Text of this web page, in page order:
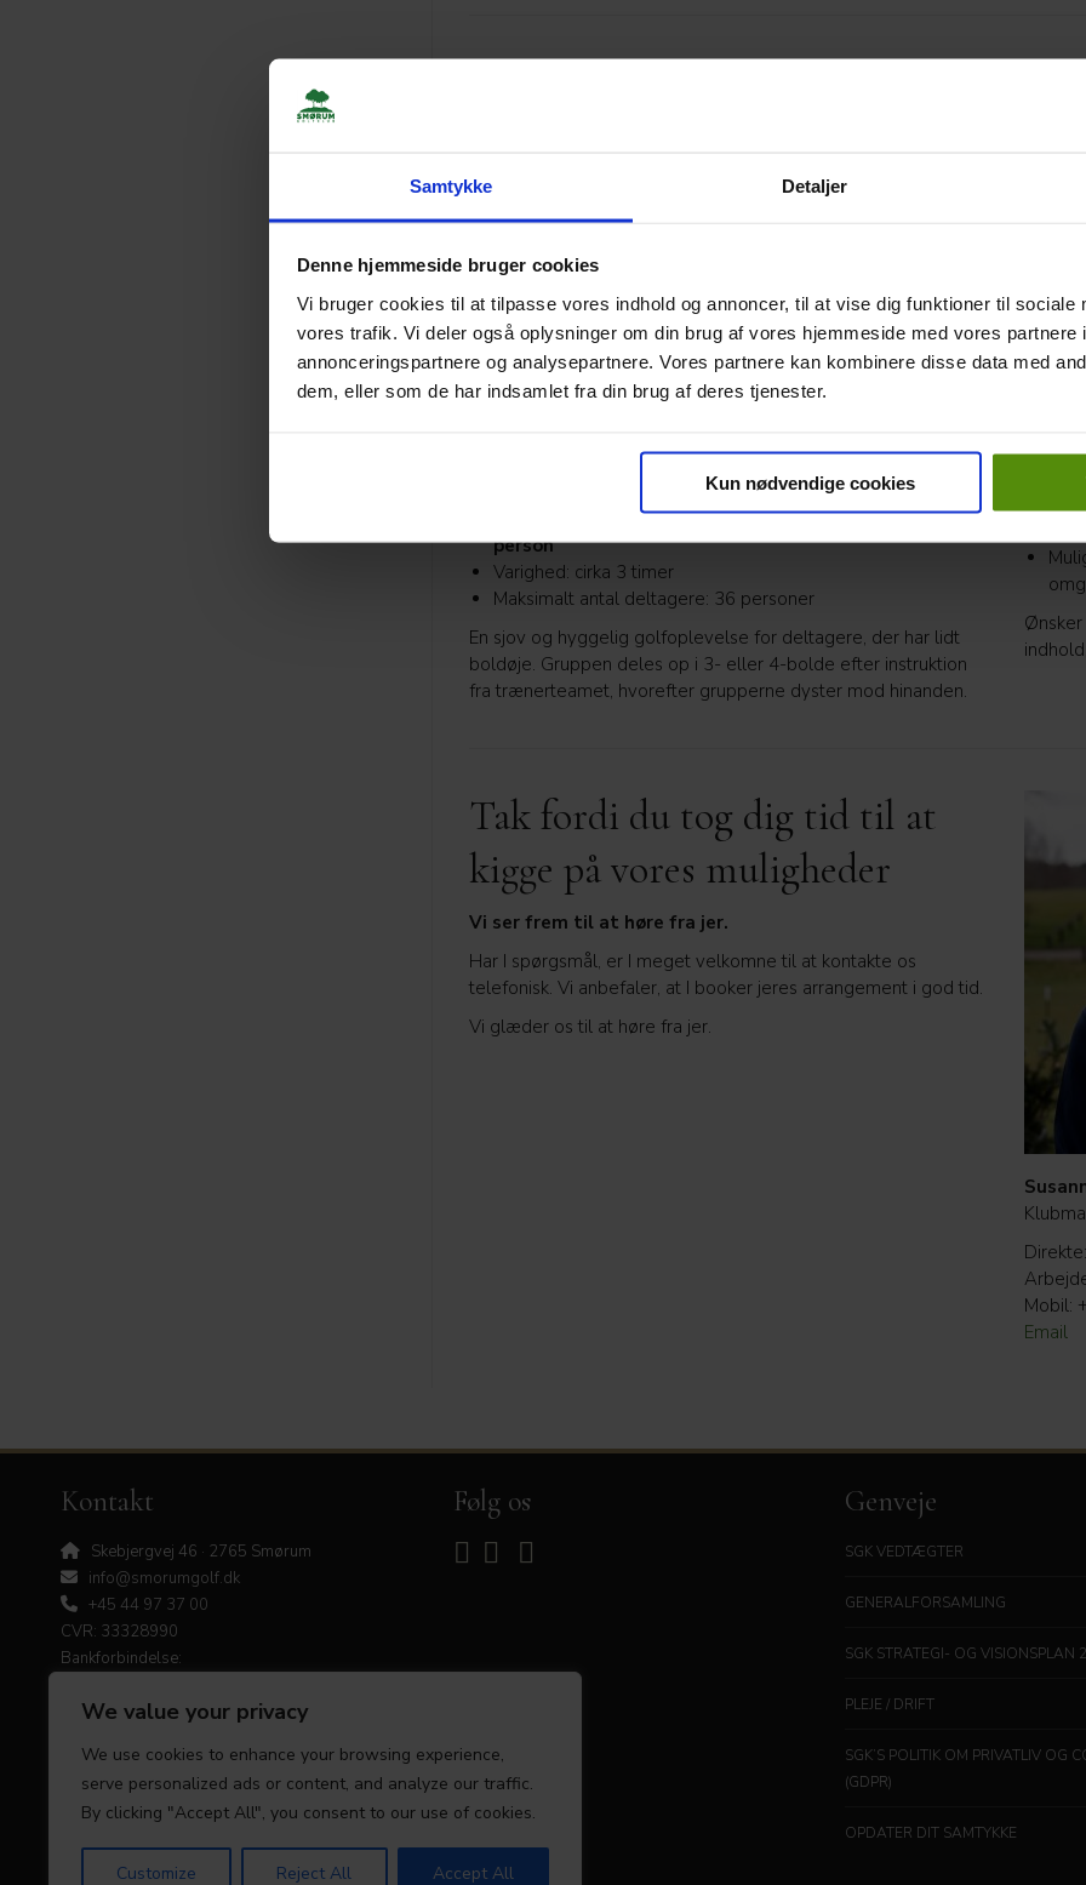
We value your privacy
We use cookies to enhance your browsing experience,
serve personalized ads or content, and analyze our traffic.
By clicking "Accept All", you consent to our use of cookies.
Customize Reject All Accept All
Samtykke Detaljer
Denne hjemmeside bruger cookies
Vi bruger cookies til at tilpasse vores indhold og annoncer, til at vise dig funktioner til sociale
vores trafik. Vi deler også oplysninger om din brug af vores hjemmeside med vores partnere
annonceringspartnere og analysepartnere. Vores partnere kan kombinere disse data med
dem, eller som de har indsamlet fra din brug af deres tjenester.
Kun nødvendige cookies
golfarrangementer (min. 8 personer):
En sjov og lærerig måde at stifte bekendtskab med golf på,
spillets discipliner efter kyndig instruktion fra vores trænerteam.
B: Pitch & Putt, 6 huller (50-85 meter) – 298 pr. person
Varighed: cirka 2½ time
Maksimalt antal deltagere: 24 personer
En sjov og hyggelig introduktion til golf for dem, der ikke har
instruktion fra trænerteamet, hvorefter grupperne dyster mod
C: Par-3-banen, 9 huller (91-160 meter) – 458 pr.
person
Varighed: cirka 3 timer
Maksimalt antal deltagere: 36 personer
En sjov og hyggelig golfoplevelse for deltagere, der har lidt
boldøje. Gruppen deles op i 3- eller 4-bolde efter instruktion
fra trænerteamet, hvorefter grupperne dyster mod hinanden.
Vi
Med
tager
og
Tak fordi du tog dig tid til at
kigge på vores muligheder
Vi ser frem til at høre fra jer.
Har I spørgsmål, er I meget velkomne til at kontakte os
telefonisk. Vi anbefaler, at I booker jeres arrangement i god tid.
Vi glæder os til at høre fra jer.
Mobil:
Email
Kontakt
Skebjergvej 46 · 2765 Smørum
info@smorumgolf.dk
+45 44 97 37 00
CVR: 33328990
Bankforbindelse:
Reg.nr.: 5317
Følg os Genveje
SGK VEDTÆGTER
GENERALFORSAMLING
SGK STRATEGI- OG VISIONSPLAN
PLEJE / DRIFT
SGK’S POLITIK OM PRIVATLIV OG
(GDPR)
OPDATER DIT SAMTYKKE